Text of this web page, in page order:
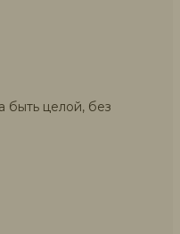
быть целой, без